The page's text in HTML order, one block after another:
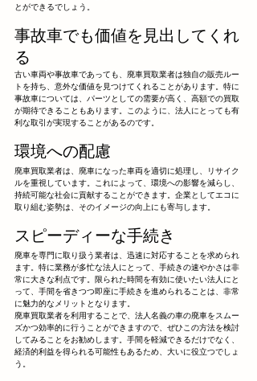
とができるでしょう。
事故車でも価値を見出してくれ
る
古い車両や事故車であっても、廃車買取業者は独自の販売ルー
トを持ち、意外な価値を見つけてくれることがあります。特に
事故車については、パーツとしての需要が高く、高額での買取
が期待できることもあります。このように、法人にとっても有
利な取引が実現することがあるのです。
環境への配慮
廃車買取業者は、廃車になった車両を適切に処理し、リサイク
ルを重視しています。これによって、環境への影響を減らし、
持続可能な社会に貢献することができます。企業としてエコに
取り組む姿勢は、そのイメージの向上にも寄与します。
スピーディーな手続き
廃車を専門に取り扱う業者は、迅速に対応することを求められ
ます。特に業務が多忙な法人にとって、手続きの速やかさは非
常に大きな利点です。限られた時間を有効に使いたい法人にと
って、手間を省きつつ即座に手続きを進められることは、非常
に魅力的なメリットとなります。
廃車買取業者を利用することで、法人名義の車の廃車をスムー
ズかつ効率的に行うことができますので、ぜひこの方法を検討
してみることをお勧めします。手間を軽減できるだけでなく、
経済的利益を得られる可能性もあるため、大いに役立つでしょ
う。